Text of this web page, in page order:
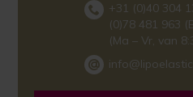
+31 (0)40 304
(0)78 481 963
(Ma – Vr, van